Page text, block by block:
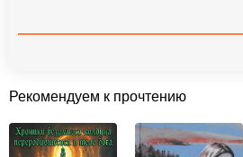
Рекомендуем к прочтению